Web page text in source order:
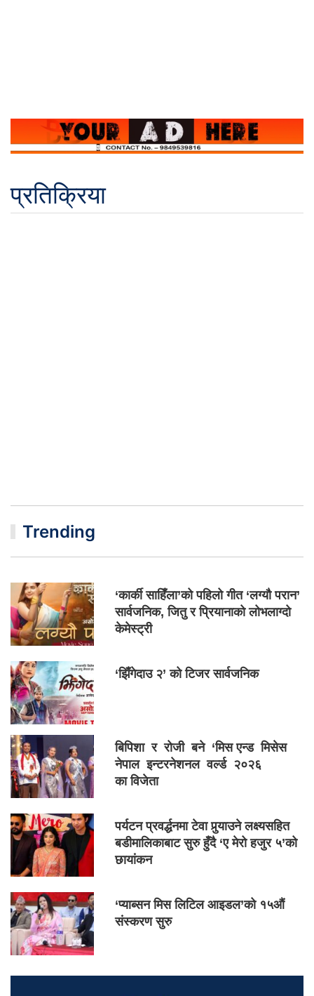
प्रतिक्रिया
Trending
‘कार्की साहिँला’को पहिलो गीत ‘लग्यौ परान’
सार्वजनिक, जितु र प्रियानाको लोभलाग्दो
केमेस्ट्री
‘झिँगेदाउ २’ को टिजर सार्वजनिक
बिपिशा र रोजी बने ‘मिस एन्ड मिसेस
नेपाल इन्टरनेशनल वर्ल्ड २०२६
का विजेता
पर्यटन प्रवर्द्धनमा टेवा पुर्‍याउने लक्ष्यसहित
बडीमालिकाबाट सुरु हुँदै ‘ए मेरो हजुर ५’को
छायांकन
‘प्याब्सन मिस लिटिल आइडल’को १५औं
संस्करण सुरु